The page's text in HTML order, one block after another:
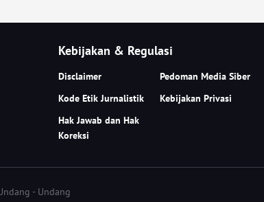
Kebijakan & Regulasi
Disclaimer
Pedoman Media Siber
Kode Etik Jurnalistik
Kebijakan Privasi
Hak Jawab dan Hak
Koreksi
- Undang